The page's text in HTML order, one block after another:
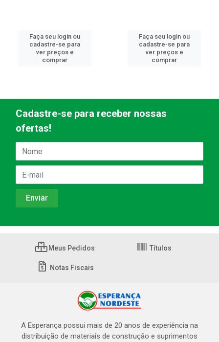
Faça seu login ou
cadastre-se para
ver preços e
comprar
Faça seu login ou
cadastre-se para
ver preços e
comprar
Cadastre-se para receber nossas
ofertas!
Meus Pedidos Títulos
Notas Fiscais
A Esperança possui mais de 20 anos de experiência na
distribuição de materiais de construção e suprimentos